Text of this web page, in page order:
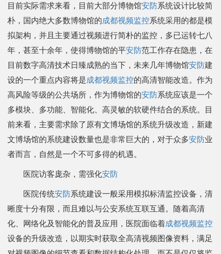
目前实际需求来看，目前大部分博物馆安防系统设计比较简
朴，国内绝大多数博物馆的成都视频监控系统采用的都是模
拟架构，并且主要通过视频进行简朴的监控，多已运转七八
年，甚至十余年，使得博物馆的平安防范工作存在隐患，在
目前数字高清技术日臻成熟的当下，未来几年博物馆安防建
设的一个重点内容将是成都视频监控的高清智能改造。作为
高风险等级的公共场所，作为博物馆的安防系统应该是一个
多模块、多功能、智能化、高灵敏的软硬件结合的系统。目
前来看，主要需求除了原有文博场馆的系统升级改造，新建
文博场馆的系统建设数量也是非常巨大的，对于众多安防业
者而言，自然是一个不可多得的机遇。
医院访客庞杂，需强化安防
医院传统安防系统建设一般采用模拟标清监控设备，清
晰度十分有限，而且难以与公安系统互联互通。随着高清
化、网络化及智能化的普及应用，医院面临着成都视频监控
设备的升级改造，以期实时获取全高清视频图像资料，满足